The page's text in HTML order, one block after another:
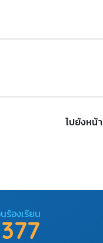
ไปยังหน้า
ร้องเรียน